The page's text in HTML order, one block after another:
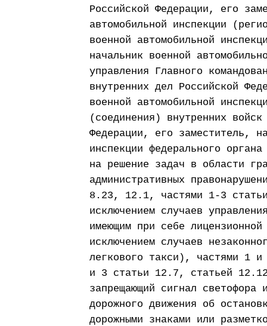
Российской Федерации, его
автомобильной инспекции
военной автомобильной
начальник военной
управления Главного
внутренних дел Российской
военной автомобильной
(соединения) внутренних
Федерации, его заместитель,
инспекции федерального
на решение задач в области
административных
8.23, 12.1, частями 1-3
исключением случаев
имеющим при себе
исключением случаев
легкового такси), частями 1
и 3 статьи 12.7, статьей
запрещающий сигнал светофора
дорожного движения об
дорожными знаками или